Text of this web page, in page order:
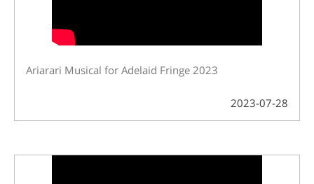
Ariarari Musical for Adelaid Fringe 2023
2023-07-28